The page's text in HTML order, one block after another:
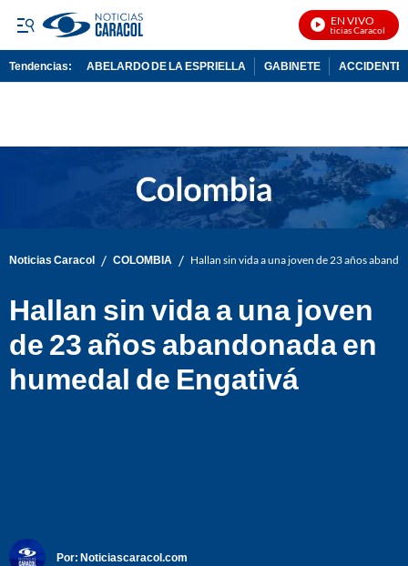
EN VIVO
Noticias Caracol En
Tendencias: ABELARDO DE LA ESPRIELLA GABINETE ACCIDENTE
Noticias Caracol / COLOMBIA / Hallan sin vida a una joven de 23 años
Hallan sin vida a una joven
de 23 años abandonada en
humedal de Engativá
Por: Noticiascaracol.com